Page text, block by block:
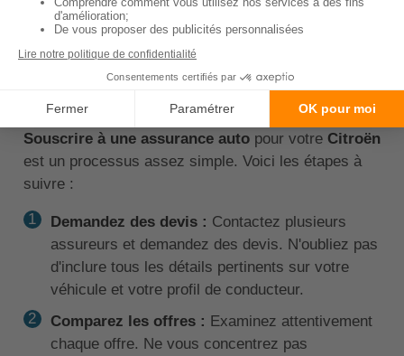
Comment souscrire à une
assurance auto pour une
Citroën ?
Souscrire à une assurance autopour votre Citroën
est un processus assez simple. Voici les étapes à
suivre :
Demandez des devis : Contactez plusieurs
assureurs et demandez des devis. N'oubliez pas
d'inclure tous les détails pertinents sur votre
véhicule et votre profil de conducteur.
Comparez les offres : Examinez attentivement
chaque offre. Ne vous concentrez pas